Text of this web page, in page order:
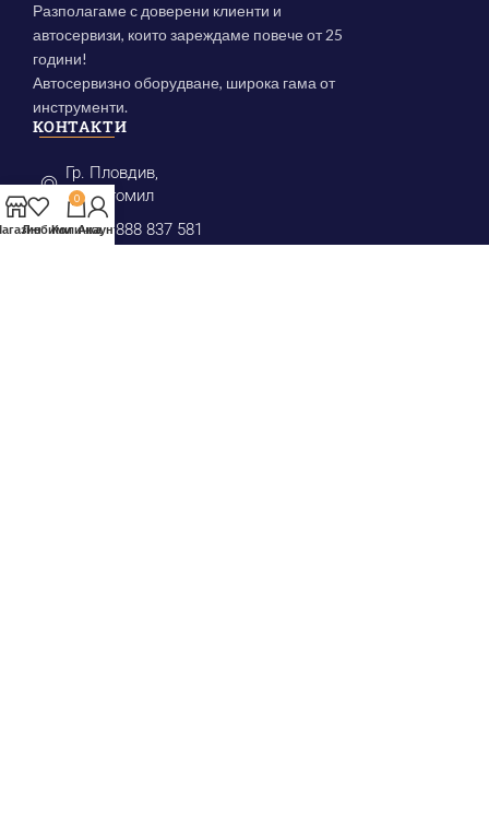
Разполагаме с доверени клиенти и
автосервизи, които зареждаме повече от 25
години!
Автосервизно оборудване, широка гама от
инструменти.
КОНТАКТИ
Гр. Пловдив,
ул. Богомил
(+359) 888 837 581
Любими
0
Количка
Акаунт